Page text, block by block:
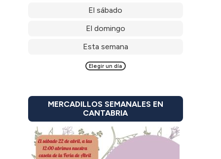
El sábado
El domingo
Esta semana
Elegir un día
MERCADILLOS SEMANALES EN
CANTABRIA